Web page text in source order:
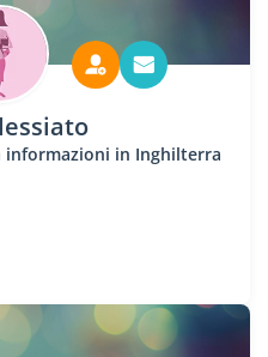
informazioni in Inghilterra